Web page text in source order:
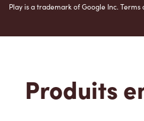
Play is a trademark of Google Inc. Terms
Produits